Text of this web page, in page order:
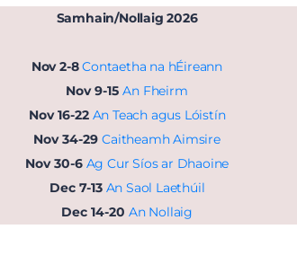
Samhain/Nollaig 2026
Nov 2-8 Contaetha na hÉireann
Nov 9-15 An Fheirm
Nov 16-22 An Teach agus Lóistín
Nov 34-29 Caitheamh Aimsire
Nov 30-6 Ag Cur Síos ar Dhaoine
Dec 7-13 An Saol Laethúil
Dec 14-20 An Nollaig